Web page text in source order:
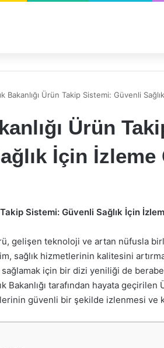
Bakanlığı Ürün Takip Sistemi: Güvenli
Ürün
İçin İzleme
Takip Sistemi: Güvenli Sağlık İçin
gelişen teknoloji ve artan nüfusla
sağlık hizmetlerinin kalitesini
için bir dizi yeniliği de
Bakanlığı tarafından hayata geçirilen
güvenli bir şekilde izlenmesi